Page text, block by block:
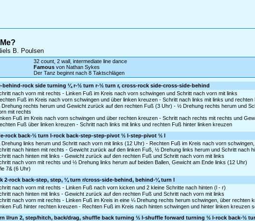
B. Poulsen
32 count, 2 wall, intermediate line dance
Famous von Nathan Sykes
Der Tanz beginnt nach 8 Taktschlägen
behind-rock side turning ¼ r-½ turn r-½ turn r, cross-rock side-cross-side-behind
nach vorn mit rechts - Linken Fuß im Kreis nach vorn schwingen und Schritt nach vorn mit links
Fuß im Kreis nach vorn schwingen und über linken kreuzen - Schritt nach links mit links und
rechts herum und Gewicht zurück auf den rechten Fuß (3 Uhr) - ½ Drehung rechts herum und
mit rechts
Fuß im Kreis nach vorn schwingen und über rechten kreuzen - Schritt nach rechts mit rechts und
Fuß über linken kreuzen - Schritt nach links mit links und rechten Fuß hinter linken kreuzen
rock back-½ turn l-rock back-step-step-pivot ½ l-step-pivot ½ l
links herum und Schritt nach vorn mit links (12 Uhr) - Rechten Fuß im Kreis nach vorn
nach hinten mit rechts - Gewicht zurück auf den linken Fuß, ½ Drehung links herum und Schritt nach
nach hinten mit links - Gewicht zurück auf den rechten Fuß und Schritt nach vorn mit links
nach vorn mit rechts und ½ Drehung links herum auf beiden Ballen, Gewicht am Ende links (12 Uhr)
7& (6 Uhr)
2-rock back-step, step, ¼ turn r/cross-side-behind, behind-¼ turn l
nach vorn mit rechts - Linken Fuß nach vorn kicken und 2 kleine Schritte nach hinten (l - r)
nach hinten mit links - Gewicht zurück auf den rechten Fuß und Schritt nach vorn mit links
nach vorn mit rechts - Linken Fuß im Kreis in eine ¼ Drehung rechts herum schwingen, über rechten
Fuß hinter rechten kreuzen - Rechten Fuß im Kreis nach hinten schwingen und hinter linken
l/run 2, step/hitch, back/drag, shuffle back turning ½ l-shuffle forward turning ½ l-rock back-½